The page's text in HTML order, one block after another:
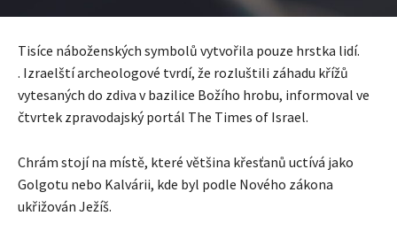
Tisíce náboženských symbolů vytvořila pouze hrstka lidí.
. Izraelští archeologové tvrdí, že rozluštili záhadu křížů
vytesaných do zdiva v bazilice Božího hrobu, informoval ve
čtvrtek zpravodajský portál The Times of Israel.
Chrám stojí na místě, které většina křesťanů uctívá jako
Golgotu nebo Kalvárii, kde byl podle Nového zákona
ukřižován Ježíš.